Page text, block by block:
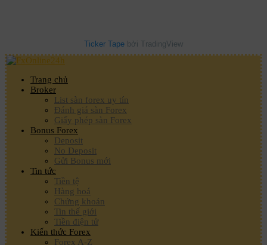
Ticker Tape bởi TradingView
Trang chủ
Broker
List sàn forex uy tín
Đánh giá sàn Forex
Giấy phép sàn Forex
Bonus Forex
Deposit
No Deposit
Gửi Bonus mới
Tin tức
Tiền tệ
Hàng hoá
Chứng khoán
Tin thế giới
Tiền điện tử
Kiến thức Forex
Forex A-Z